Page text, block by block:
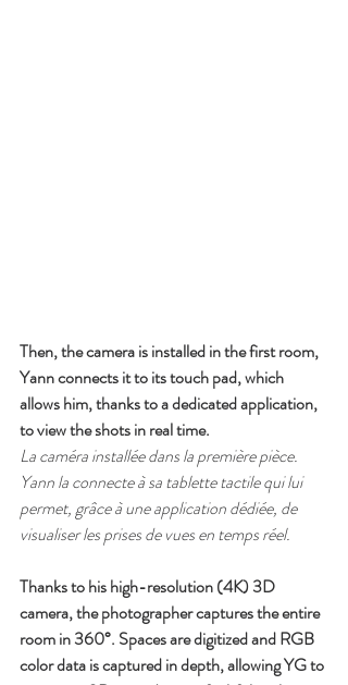
Then, the camera is installed in the first room,
Yann connects it to its touch pad, which
allows him, thanks to a dedicated application,
to view the shots in real time.
La caméra installée dans la première pièce.
Yann la connecte à sa tablette tactile qui lui
permet, grâce à une application dédiée, de
visualiser les prises de vues en temps réel.
Thanks to his high-resolution (4K) 3D
camera, the photographer captures the entire
room in 360°. Spaces are digitized and RGB
color data is captured in depth, allowing YG to